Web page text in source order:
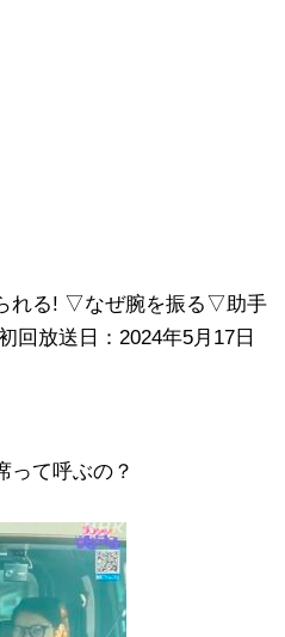
れる! ▽なぜ腕を振る▽助手
回放送日：2024年5月17日
って呼ぶの？